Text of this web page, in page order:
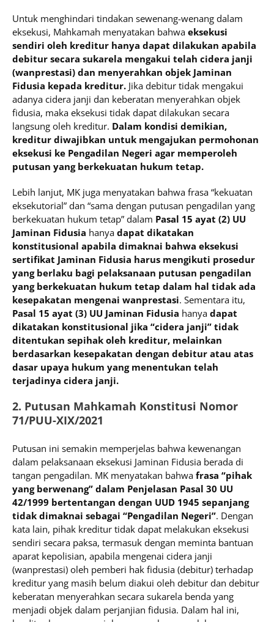
Untuk menghindari tindakan sewenang-wenang dalam
eksekusi, Mahkamah menyatakan bahwa eksekusi
sendiri oleh kreditur hanya dapat dilakukan apabila
debitur secara sukarela mengakui telah cidera janji
(wanprestasi) dan menyerahkan objek Jaminan
Fidusia kepada kreditur. Jika debitur tidak mengakui
adanya cidera janji dan keberatan menyerahkan objek
fidusia, maka eksekusi tidak dapat dilakukan secara
langsung oleh kreditur. Dalam kondisi demikian,
kreditur diwajibkan untuk mengajukan permohonan
eksekusi ke Pengadilan Negeri agar memperoleh
putusan yang berkekuatan hukum tetap.
Lebih lanjut, MK juga menyatakan bahwa frasa “kekuatan
eksekutorial” dan “sama dengan putusan pengadilan yang
berkekuatan hukum tetap” dalam Pasal 15 ayat (2) UU
Jaminan Fidusia hanya dapat dikatakan
konstitusional apabila dimaknai bahwa eksekusi
sertifikat Jaminan Fidusia harus mengikuti prosedur
yang berlaku bagi pelaksanaan putusan pengadilan
yang berkekuatan hukum tetap dalam hal tidak ada
kesepakatan mengenai wanprestasi. Sementara itu,
Pasal 15 ayat (3) UU Jaminan Fidusia hanya dapat
dikatakan konstitusional jika “cidera janji” tidak
ditentukan sepihak oleh kreditur, melainkan
berdasarkan kesepakatan dengan debitur atau atas
dasar upaya hukum yang menentukan telah
terjadinya cidera janji.
2. Putusan Mahkamah Konstitusi Nomor
71/PUU-XIX/2021
Putusan ini semakin memperjelas bahwa kewenangan
dalam pelaksanaan eksekusi Jaminan Fidusia berada di
tangan pengadilan. MK menyatakan bahwa frasa “pihak
yang berwenang” dalam Penjelasan Pasal 30 UU
42/1999 bertentangan dengan UUD 1945 sepanjang
tidak dimaknai sebagai “Pengadilan Negeri”. Dengan
kata lain, pihak kreditur tidak dapat melakukan eksekusi
sendiri secara paksa, termasuk dengan meminta bantuan
aparat kepolisian, apabila mengenai cidera janji
(wanprestasi) oleh pemberi hak fidusia (debitur) terhadap
kreditur yang masih belum diakui oleh debitur dan debitur
keberatan menyerahkan secara sukarela benda yang
menjadi objek dalam perjanjian fidusia. Dalam hal ini,